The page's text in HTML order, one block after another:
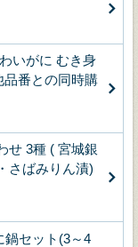
いがに むき身
品番との同時購
せ 3種 ( 宮城銀
さばみりん漬)
鍋セット(3～4